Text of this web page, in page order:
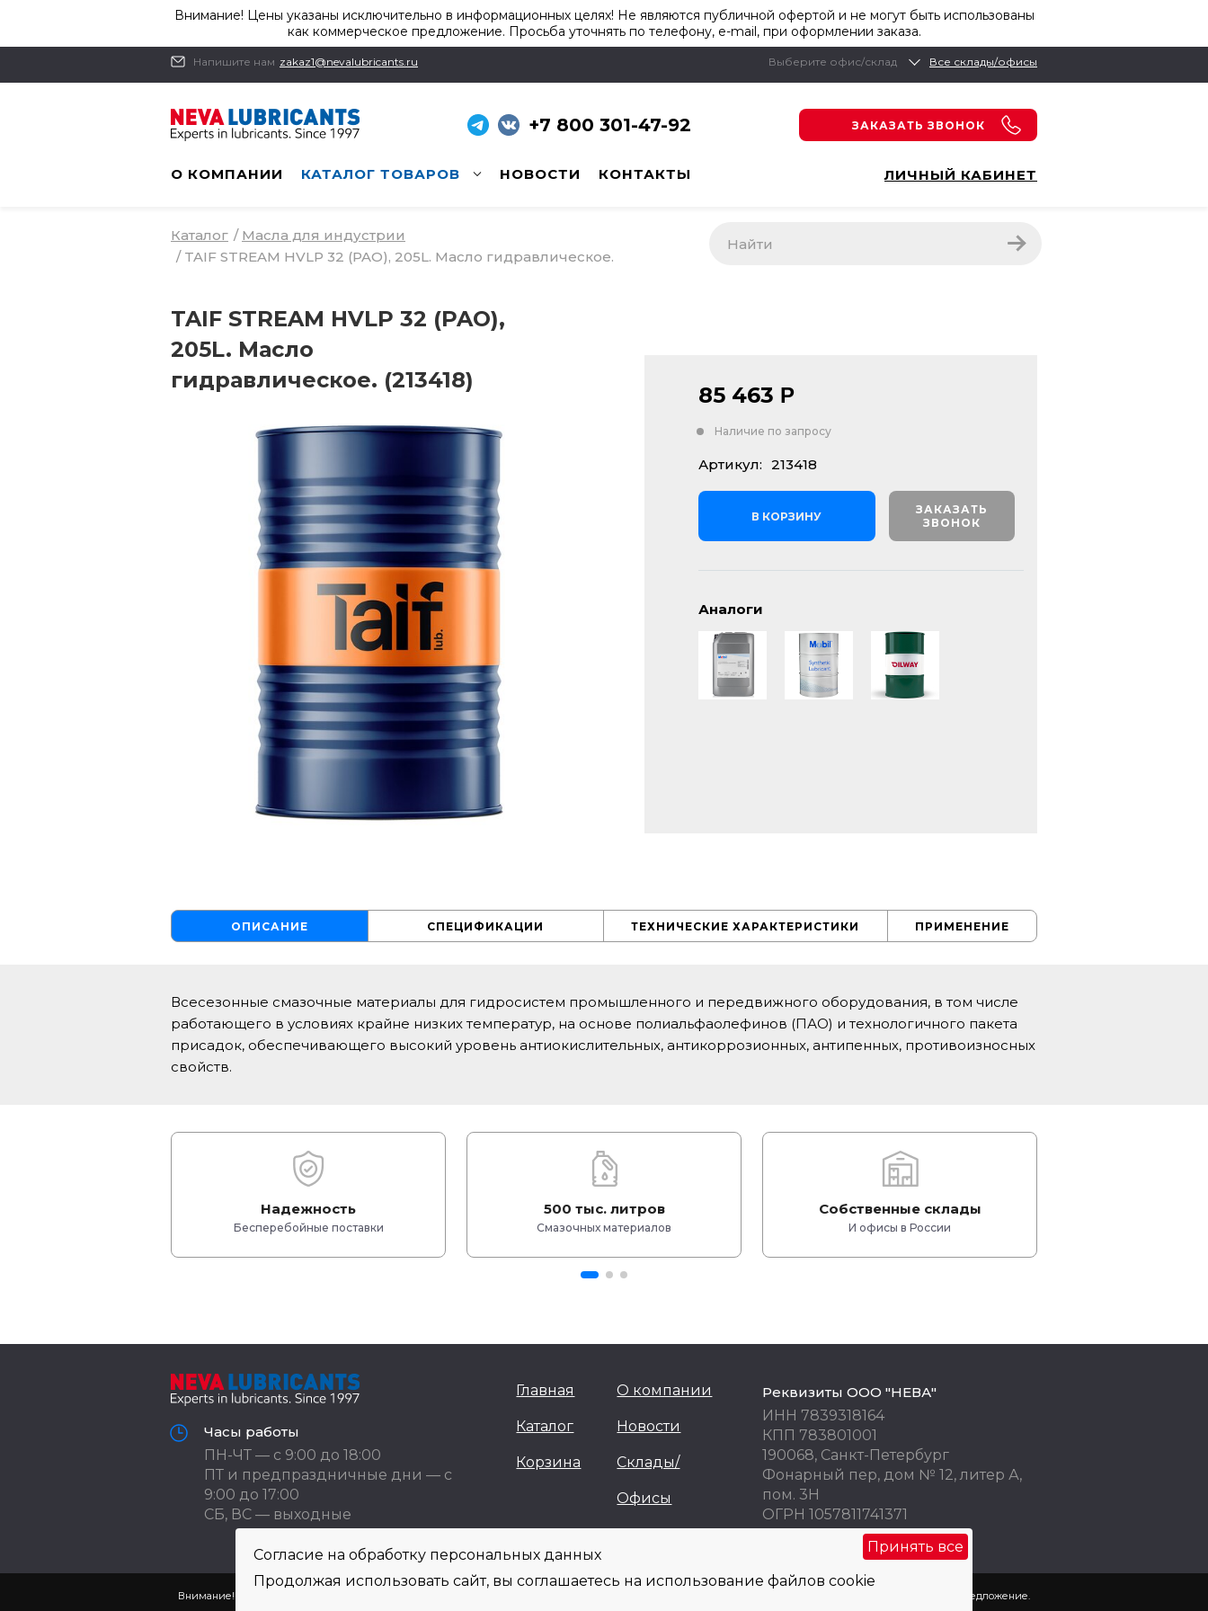
Согласие на обработку персональных данных
Продолжая использовать сайт, вы соглашаетесь на использование файлов cookie
Принять все
Внимание! Цены указаны исключительно в информационных целях! Не являются публичной офертой и не могут быть использованы
как коммерческое предложение. Просьба уточнять по телефону, e-mail, при оформлении заказа.
Напишите нам zakaz1@nevalubricants.ru Выберите офис/склад Все склады/офисы
+7 800 301-47-92 ЗАКАЗАТЬ ЗВОНОК
О КОМПАНИИ КАТАЛОГ ТОВАРОВ НОВОСТИ КОНТАКТЫ ЛИЧНЫЙ КАБИНЕТ
Каталог / Масла для индустрии
/ TAIF STREAM HVLP 32 (PAO), 205L. Масло гидравлическое.
TAIF STREAM HVLP 32 (PAO),
205L. Масло
гидравлическое. (213418)
85 463 Р
Наличие по запросу
Артикул: 213418
В КОРЗИНУ
ЗАКАЗАТЬ
ЗВОНОК
Аналоги
ОПИСАНИЕ СПЕЦИФИКАЦИИ ТЕХНИЧЕСКИЕ ХАРАКТЕРИСТИКИ ПРИМЕНЕНИЕ
Всесезонные смазочные материалы для гидросистем промышленного и передвижного оборудования, в том числе
работающего в условиях крайне низких температур, на основе полиальфаолефинов (ПАО) и технологичного пакета
присадок, обеспечивающего высокий уровень антиокислительных, антикоррозионных, антипенных, противоизносных
свойств.
Надежность
Бесперебойные поставки
500 тыс. литров
Смазочных материалов
Собственные склады
И офисы в России
Часы работы
ПН-ЧТ — с 9:00 до 18:00
ПТ и предпраздничные дни — с
9:00 до 17:00
СБ, ВС — выходные
Главная
Каталог
Корзина
О компании
Новости
Склады/
Офисы
Реквизиты ООО "НЕВА"
ИНН 7839318164
КПП 783801001
190068, Санкт-Петербург
Фонарный пер, дом № 12, литер А,
пом. 3Н
ОГРН 1057811741371
ОКПО 77676245
Внимание! Цены указаны исключительно в информационных целях! Не являются публичной офертой и не могут быть использованы как коммерческое предложение.